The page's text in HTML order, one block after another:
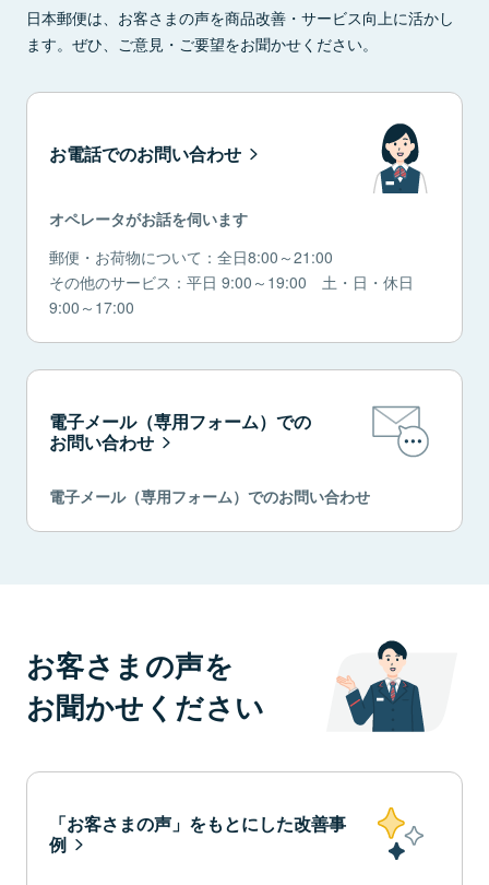
日本郵便は、お客さまの声を商品改善・サービス向上に活かし
ます。ぜひ、ご意見・ご要望をお聞かせください。
お電話でのお問い合わせ
オペレータがお話を伺います
郵便・お荷物について：全日8:00～21:00
その他のサービス：平日 9:00～19:00 土・日・休日
9:00～17:00
電子メール（専用フォーム）での
お問い合わせ
電子メール（専用フォーム）でのお問い合わせ
お客さまの声を
お聞かせください
「お客さまの声」をもとにした改善事
例